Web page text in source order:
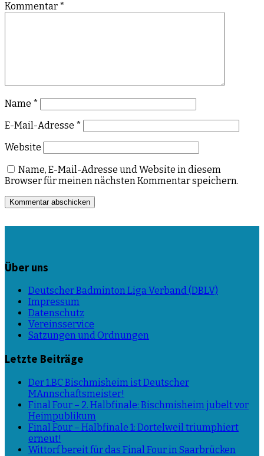
Kommentar *
Name *
E-Mail-Adresse *
Website
Name, E-Mail-Adresse und Website in diesem
Browser für meinen nächsten Kommentar speichern.
Über uns
Deutscher Badminton Liga Verband (DBLV)
Impressum
Datenschutz
Vereinsservice
Satzungen und Ordnungen
Letzte Beiträge
Der 1.BC Bischmisheim ist Deutscher
MAnnschaftsmeister!
Final Four – 2. Halbfinale: Bischmisheim jubelt vor
Heimpublikum
Final Four – Halbfinale 1: Dortelweil triumphiert
erneut!
Wittorf bereit für das Final Four in Saarbrücken